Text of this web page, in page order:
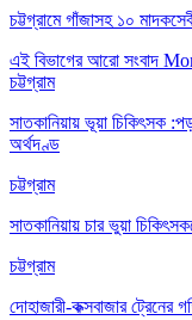
চট্টগ্রামে গাঁজাসহ ১০
এই বিভাগের আরো সংবাদ
চট্টগ্রাম
সাতকানিয়ায় ভূয়া চিকিৎসক
অর্থদণ্ড
চট্টগ্রাম
সাতকানিয়ায় চার ভুয়া
চট্টগ্রাম
দোহাজারী-কক্সবাজার ট্রেনের